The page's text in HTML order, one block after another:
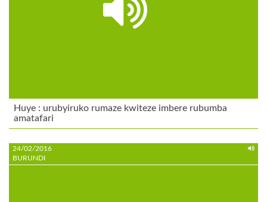
Huye : urubyiruko rumaze kwiteze imbere rubumba
amatafari
24/02/2016
BURUNDI